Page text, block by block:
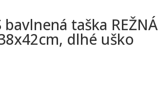
bavlnená taška REŽNÁ
dlhé uško